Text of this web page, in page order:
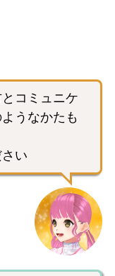
コミュニケ
うなかたも
い